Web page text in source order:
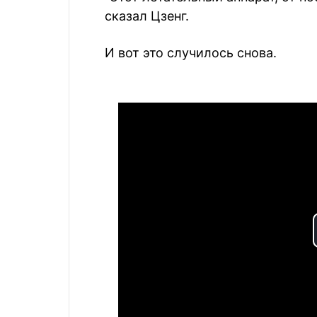
сказал Цзенг.
И вот это случилось снова.